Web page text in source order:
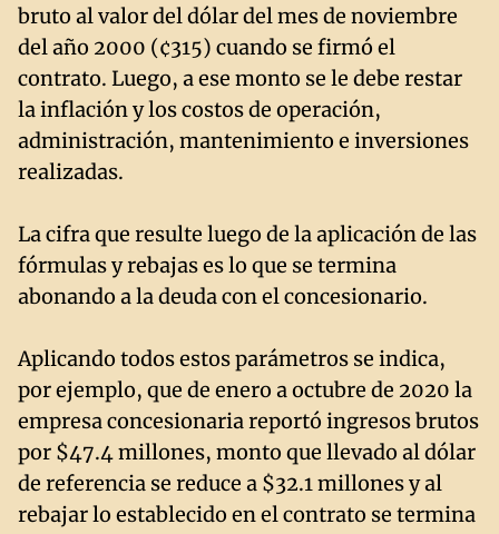
bruto al valor del dólar del mes de noviembre
del año 2000 (¢315) cuando se firmó el
contrato. Luego, a ese monto se le debe restar
la inflación y los costos de operación,
administración, mantenimiento e inversiones
realizadas.
La cifra que resulte luego de la aplicación de las
fórmulas y rebajas es lo que se termina
abonando a la deuda con el concesionario.
Aplicando todos estos parámetros se indica,
por ejemplo, que de enero a octubre de 2020 la
empresa concesionaria reportó ingresos brutos
por $47.4 millones, monto que llevado al dólar
de referencia se reduce a $32.1 millones y al
rebajar lo establecido en el contrato se termina